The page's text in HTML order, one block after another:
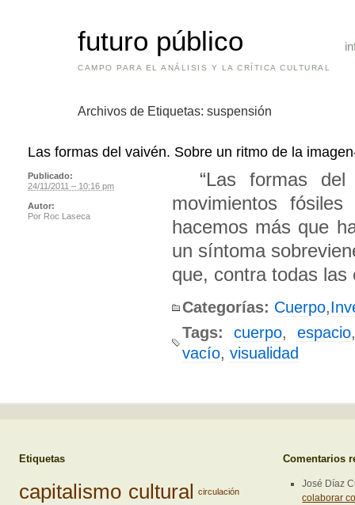
futuro público
CAMPO PARA EL ANÁLISIS Y LA CRÍTICA CULTURAL
Archivos de Etiquetas: suspensión
Las formas del vaivén. Sobre un ritmo de la
“Las formas del
movimientos
hacemos más que
un síntoma
que, contra todas
Categorías: Cuerpo,
Tags:
cuerpo, espacio
vacío, visualidad
Publicado:
24/11/2011 – 10:16 pm
Autor:
Por Roc Laseca
Etiquetas
capitalismo cultural circulación
Comentarios
José Díaz
colaborar